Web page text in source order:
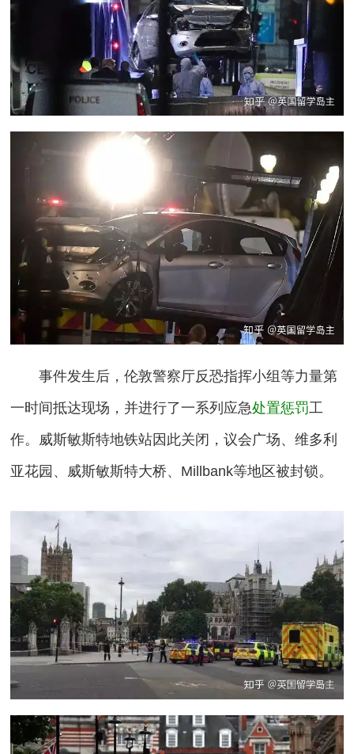
事件发生后，伦敦警察厅反恐指挥小组等力量第
一时间抵达现场，并进行了一系列应急处置惩罚工
作。威斯敏斯特地铁站因此关闭，议会广场、维多利
亚花园、威斯敏斯特大桥、Millbank等地区被封锁。